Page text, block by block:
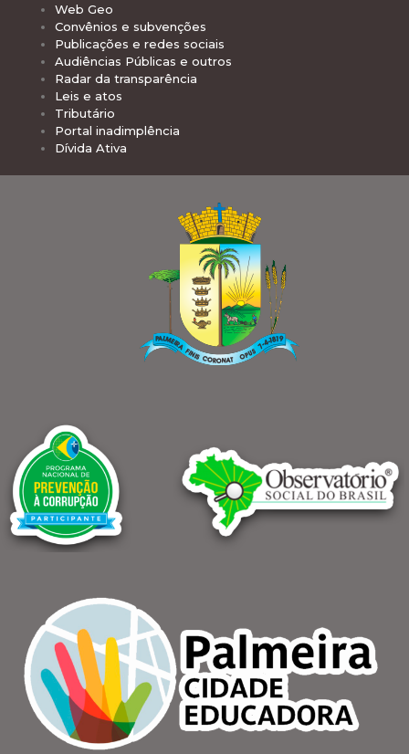
Web Geo
Convênios e subvenções
Publicações e redes sociais
Audiências Públicas e outros
Radar da transparência
Leis e atos
Tributário
Portal inadimplência
Dívida Ativa